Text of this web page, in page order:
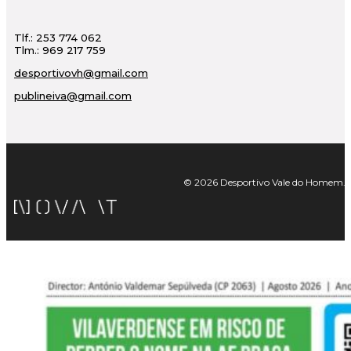
Tlf.: 253 774 062
Tlm.: 969 217 759
desportivovh@gmail.com
publineiva@gmail.com
© 2026 Desportivo Vale do Homem.